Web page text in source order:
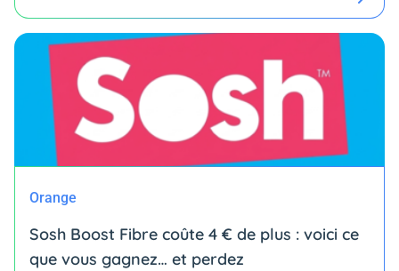
Orange
Sosh Boost Fibre coûte 4 € de plus : voici ce
que vous gagnez… et perdez